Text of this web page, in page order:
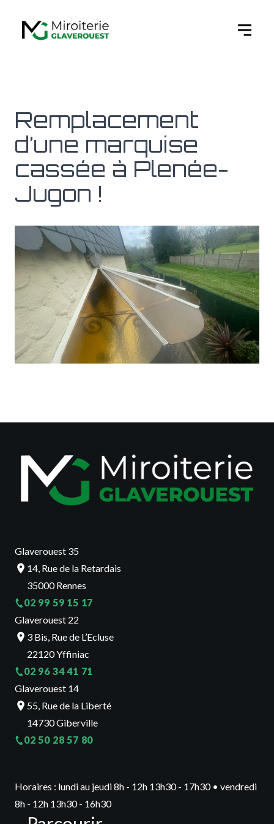
Remplacement
d’une marquise
cassée à Plenée-
Jugon !
Glaverouest 35
14, Rue de la Retardais
35000 Rennes
02 99 59 15 17
Glaverouest 22
3 Bis, Rue de L’Ecluse
22120 Yffiniac
02 96 34 41 71
Glaverouest 14
55, Rue de la Liberté
14730 Giberville
02 50 28 57 80
Horaires : lundi au jeudi 8h - 12h 13h30 - 17h30 • vendredi
8h - 12h 13h30 - 16h30